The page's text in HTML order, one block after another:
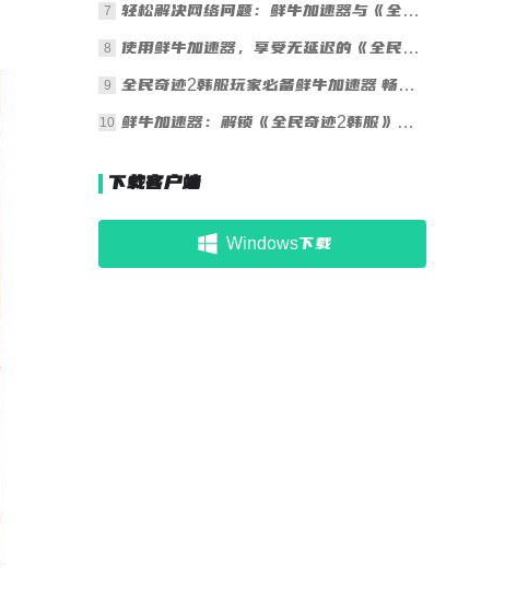
7 轻松解决网络问题：鲜牛加速器与《全民奇迹2韩服》
8 使用鲜牛加速器，享受无延迟的《全民奇迹2韩服》
9 全民奇迹2韩服玩家必备鲜牛加速器 畅享无卡顿游戏体验
10 鲜牛加速器：解锁《全民奇迹2韩服》极致游戏体验
下载客户端
Windows下载